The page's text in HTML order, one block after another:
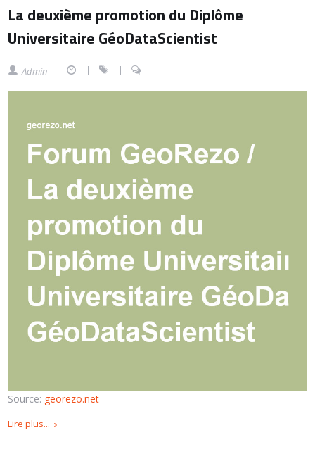
La deuxième promotion du Diplôme
Universitaire GéoDataScientist
Admin
Source: georezo.net
Lire plus...